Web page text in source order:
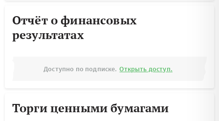
Отчёт о финансовых
результатах
Доступно по подписке. Открыть доступ.
Торги ценными бумагами